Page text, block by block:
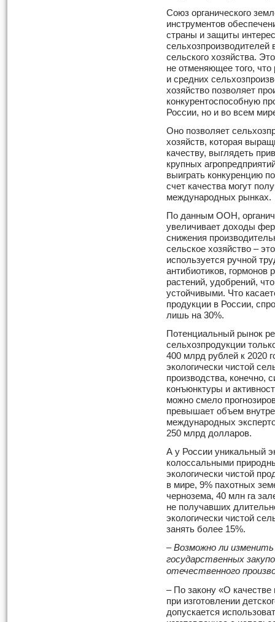
Союз органического
инструментов
страны и защиты
сельхозпроизводителей
сельского хозяйства.
не отменяющее того,
и средних
хозяйство позволяет
конкурентоспособную
России, но и во всем
Оно позволяет
хозяйств, которая
качеству, выглядеть
крупных
выиграть конкуренцию
счет качества могут
международных рынках.
По данным ООН,
увеличивает доходы
снижения
сельское хозяйство –
используется ручной
антибиотиков, гормонов
растений, удобрений,
устойчивыми. Что
продукции в России,
лишь на 30%.
Потенциальный рынок
сельхозпродукции
400 млрд рублей к 2020
экологически чистой
производства, конечно,
конъюнктуры и
можно смело
превышает объем
международных
250 млрд долларов.
А у России уникальный
колоссальными
экологически чистой
в мире, 9% пахотных
чернозема, 40 млн га
не получавших
экологически чистой
занять более 15%.
– Возможно ли
государственных
отечественного
– По закону «О
при изготовлении
допускается